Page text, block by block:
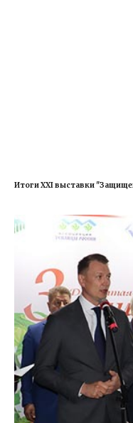
Итоги XXI выставки